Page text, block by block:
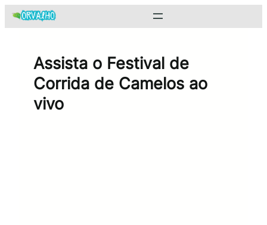
Pular
para
Assista o Festival de
Corrida de Camelos ao
vivo